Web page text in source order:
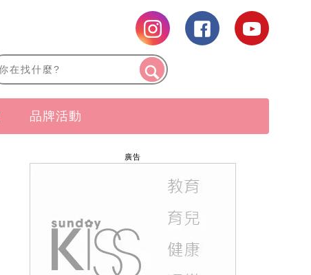
品牌活動
廣告